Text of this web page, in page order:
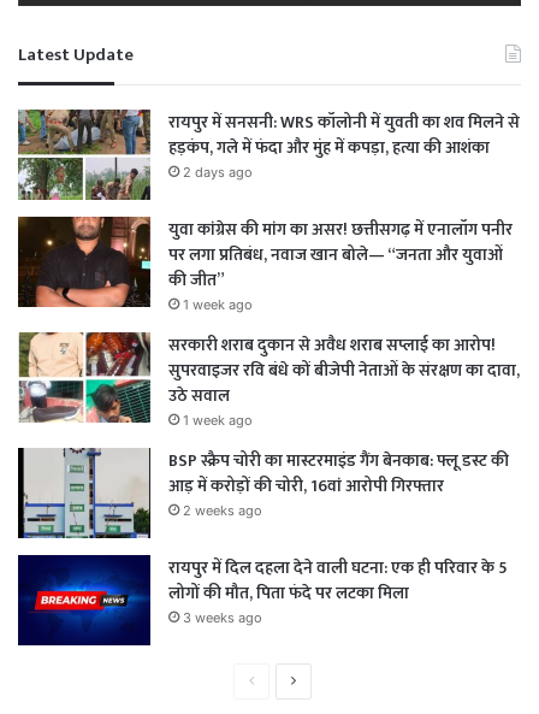
Latest Update
रायपुर में सनसनी: WRS कॉलोनी में युवती का शव मिलने से
हड़कंप, गले में फंदा और मुंह में कपड़ा, हत्या की आशंका
2 days ago
युवा कांग्रेस की मांग का असर! छत्तीसगढ़ में एनालॉग पनीर
पर लगा प्रतिबंध, नवाज खान बोले— “जनता और युवाओं
की जीत”
1 week ago
सरकारी शराब दुकान से अवैध शराब सप्लाई का आरोप!
सुपरवाइजर रवि बंधे कों बीजेपी नेताओं के संरक्षण का दावा,
उठे सवाल
1 week ago
BSP स्क्रैप चोरी का मास्टरमाइंड गैंग बेनकाब: फ्लू डस्ट की
आड़ में करोड़ों की चोरी, 16वां आरोपी गिरफ्तार
2 weeks ago
रायपुर में दिल दहला देने वाली घटना: एक ही परिवार के 5
लोगों की मौत, पिता फंदे पर लटका मिला
3 weeks ago
PreviousNext